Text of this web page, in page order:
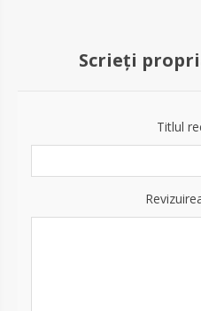
Scrieți
Titlul